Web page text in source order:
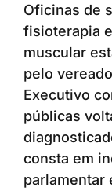
Oficinas de
fisioterapia
muscular
pelo
Executivo
públicas
consta em
parlamentar